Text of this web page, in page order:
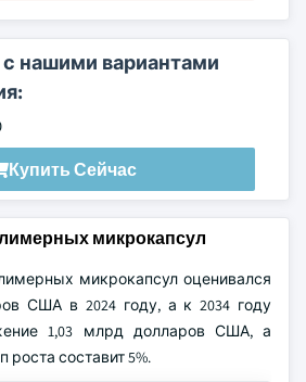
нашими вариантами
Купить Сейчас
микрокапсул
микрокапсул оценивался
США в 2024 году, а к 2034 году
1,03 млрд долларов США, а
роста составит 5%.